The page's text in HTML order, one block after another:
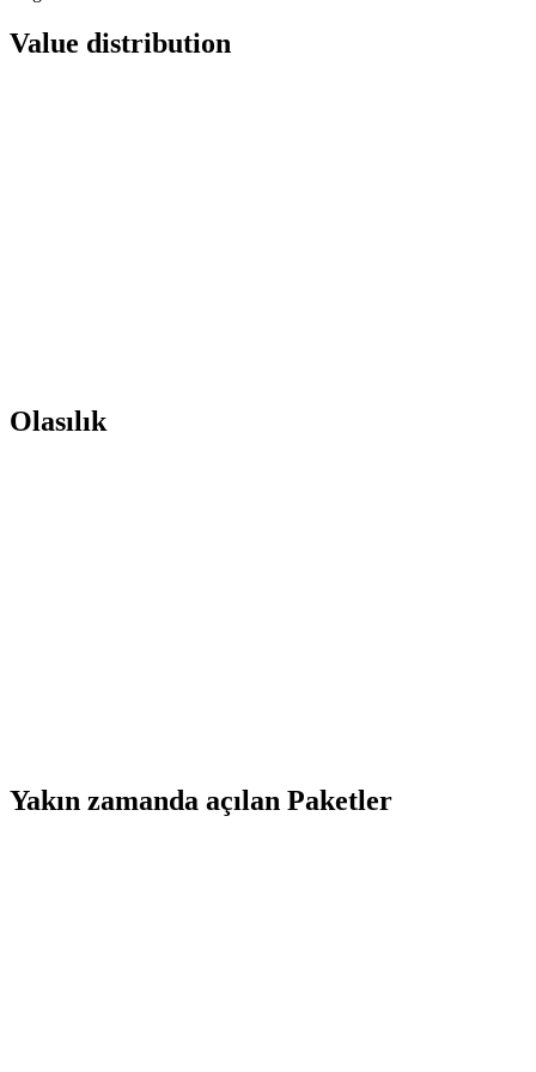
Value distribution
Olasılık
Yakın zamanda açılan Paketler